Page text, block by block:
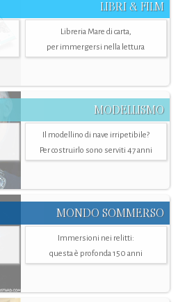
LIBRI & FILM
Libreria Mare di carta,
per immergersi nella lettura
MODELLISMO
Il modellino di nave irripetibile?
Per costruirlo sono serviti 47 anni
MONDO SOMMERSO
Immersioni nei relitti:
questa è profonda 150 anni